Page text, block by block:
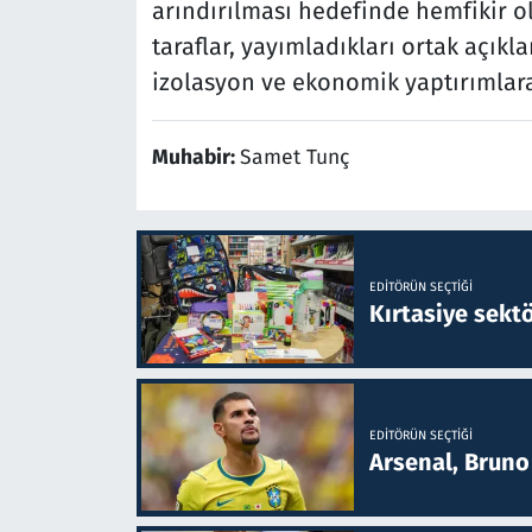
arındırılması hedefinde hemfikir
taraflar, yayımladıkları ortak
izolasyon ve ekonomik
Muhabir:Samet Tunç
EDITÖRÜN SEÇTIĞI
Kırtasiye
EDITÖRÜN SEÇTIĞI
Arsenal,